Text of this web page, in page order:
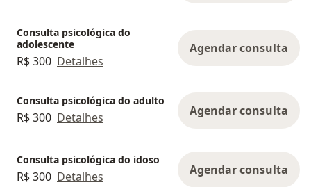
Consulta psicológica do
adolescente
R$ 300 Detalhes
Agendar consulta
Consulta psicológica do adulto
R$ 300 Detalhes Agendar consulta
Consulta psicológica do idoso
R$ 300 Detalhes Agendar consulta